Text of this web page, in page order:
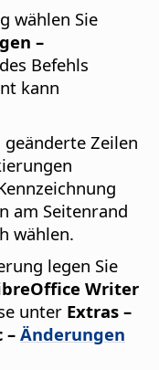
wählen Sie
–
Befehls
kann
Zeilen
am Seitenrand
wählen.
legen Sie
Writer
unter Extras –
– Änderungen